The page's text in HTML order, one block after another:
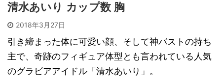
清水あいり カップ数 胸
2018年3月27日
引き締まった体に可愛い顔、そして神バストの持ち
主で、奇跡のフィギュア体型とも言われている人気
のグラビアアイドル「清水あいり」。